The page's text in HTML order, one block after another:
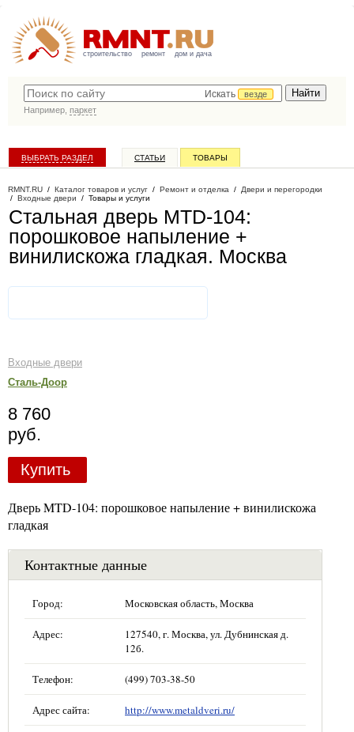
строительство ремонт дом и дача
Искать
везде
Например, паркет
ВЫБРАТЬ РАЗДЕЛ СТАТЬИ ТОВАРЫ
RMNT.RU / Каталог товаров и услуг / Ремонт и отделка / Двери и перегородки
/ Входные двери / Товары и услуги
Стальная дверь MTD-104:
порошковое напыление +
винилискожа гладкая. Москва
Входные двери
Сталь-Доор
8 760
руб.
Купить
Дверь MTD-104: порошковое напыление + винилискожа
гладкая
Контактные данные
Город: Московская область, Москва
Адрес:
127540, г. Москва, ул. Дубнинская д.
12б.
Телефон: (499) 703-38-50
Адрес сайта: http://www.metaldveri.ru/